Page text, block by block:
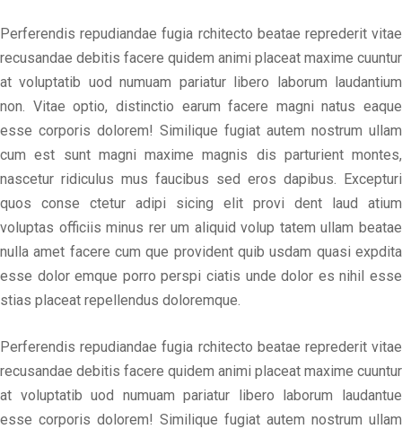
Perferendis repudiandae fugia rchitecto beatae reprederit vitae
recusandae debitis facere quidem animi placeat maxime cuuntur
at voluptatib uod numuam pariatur libero laborum laudantium
non. Vitae optio, distinctio earum facere magni natus eaque
esse corporis dolorem! Similique fugiat autem nostrum ullam
cum est sunt magni maxime magnis dis parturient montes,
nascetur ridiculus mus faucibus sed eros dapibus. Excepturi
quos conse ctetur adipi sicing elit provi dent laud atium
voluptas officiis minus rer um aliquid volup tatem ullam beatae
nulla amet facere cum que provident quib usdam quasi expdita
esse dolor emque porro perspi ciatis unde dolor es nihil esse
stias placeat repellendus doloremque.
Perferendis repudiandae fugia rchitecto beatae reprederit vitae
recusandae debitis facere quidem animi placeat maxime cuuntur
at voluptatib uod numuam pariatur libero laborum laudantue
esse corporis dolorem! Similique fugiat autem nostrum ullam